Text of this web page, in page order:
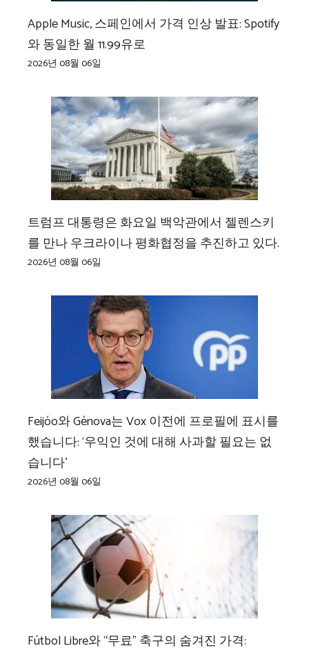
Apple Music, 스페인에서 가격 인상 발표: Spotify
와 동일한 월 11.99유로
2026년 08월 06일
트럼프 대통령은 화요일 백악관에서 젤렌스키
를 만나 우크라이나 평화협정을 추진하고 있다.
2026년 08월 06일
Feijóo와 Génova는 Vox 이전에 프로필에 표시를
했습니다: ‘우익인 것에 대해 사과할 필요는 없
습니다’
2026년 08월 06일
Fútbol Libre와 “무료” 축구의 숨겨진 가격: